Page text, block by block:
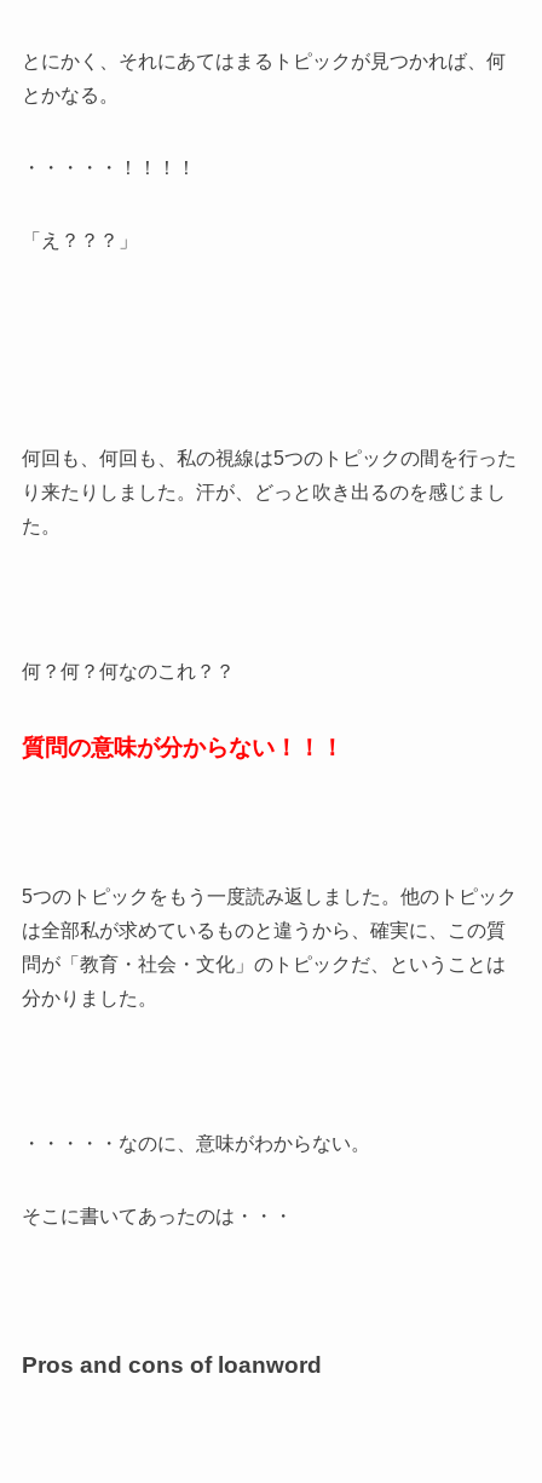
とにかく、それにあてはまるトピックが見つかれば、何
とかなる。
・・・・・！！！！
「え？？？」
何回も、何回も、私の視線は5つのトピックの間を行った
り来たりしました。汗が、どっと吹き出るのを感じまし
た。
何？何？何なのこれ？？
質問の意味が分からない！！！
5つのトピックをもう一度読み返しました。他のトピック
は全部私が求めているものと違うから、確実に、この質
問が「教育・社会・文化」のトピックだ、ということは
分かりました。
・・・・・なのに、意味がわからない。
そこに書いてあったのは・・・
Pros and cons of loanword